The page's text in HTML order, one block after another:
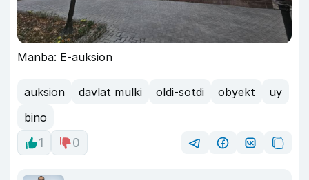
Manba: E-auksion
auksion davlat mulki oldi-sotdi obyekt
uy
bino
1
0